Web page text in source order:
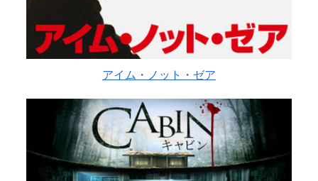
アイム・ノット・ゼア